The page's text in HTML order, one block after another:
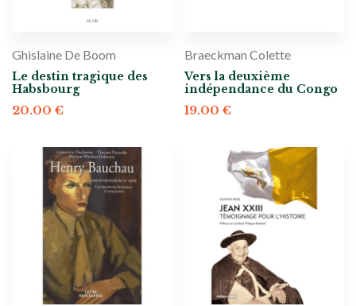
Ghislaine De Boom
Le destin tragique des
Habsbourg
20.00 €
Braeckman Colette
Vers la deuxième
indépendance du Congo
19.00 €